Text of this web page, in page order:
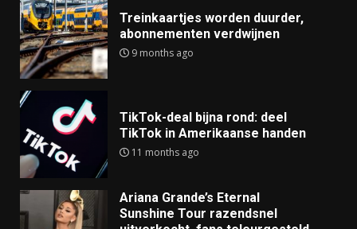
Treinkaartjes worden duurder,
abonnementen verdwijnen
9 months ago
TikTok-deal bijna rond: deel
TikTok in Amerikaanse handen
11 months ago
Ariana Grande’s Eternal
Sunshine Tour razendsnel